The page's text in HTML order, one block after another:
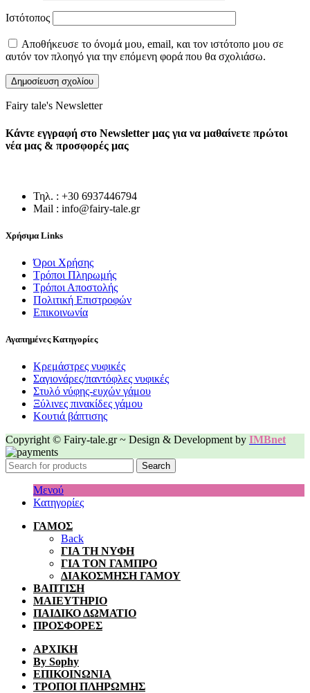
Ιστότοπος
Αποθήκευσε το όνομά μου, email, και τον ιστότοπο μου σε
αυτόν τον πλοηγό για την επόμενη φορά που θα σχολιάσω.
Fairy tale's Newsletter
Κάντε εγγραφή στο Newsletter μας για να μαθαίνετε πρώτοι
νέα μας & προσφορές μας
Τηλ. : +30 6937446794
Mail : info@fairy-tale.gr
Χρήσιμα Links
Όροι Χρήσης
Τρόποι Πληρωμής
Τρόποι Αποστολής
Πολιτική Επιστροφών
Επικοινωνία
Αγαπημένες Κατηγορίες
Κρεμάστρες νυφικές
Σαγιονάρες/παντόφλες νυφικές
Στυλό νύφης-ευχών γάμου
Ξύλινες πινακίδες γάμου
Κουτιά βάπτισης
Copyright © Fairy-tale.gr ~ Design & Development by IMBnet
Search
Μενού
Κατηγορίες
ΓΑΜΟΣ
Back
ΓΙΑ ΤΗ ΝΥΦΗ
ΓΙΑ ΤΟΝ ΓΑΜΠΡΟ
ΔΙΑΚΟΣΜΗΣΗ ΓΑΜΟΥ
ΒΑΠΤΙΣΗ
ΜΑΙΕΥΤΗΡΙΟ
ΠΑΙΔΙΚΟ ΔΩΜΑΤΙΟ
ΠΡΟΣΦΟΡΕΣ
ΑΡΧΙΚΗ
By Sophy
ΕΠΙΚΟΙΝΩΝΙΑ
ΤΡΟΠΟΙ ΠΛΗΡΩΜΗΣ